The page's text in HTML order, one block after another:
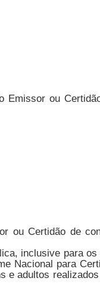
Emissor ou
ou Certidão de
inclusive para
Nacional para
e adultos